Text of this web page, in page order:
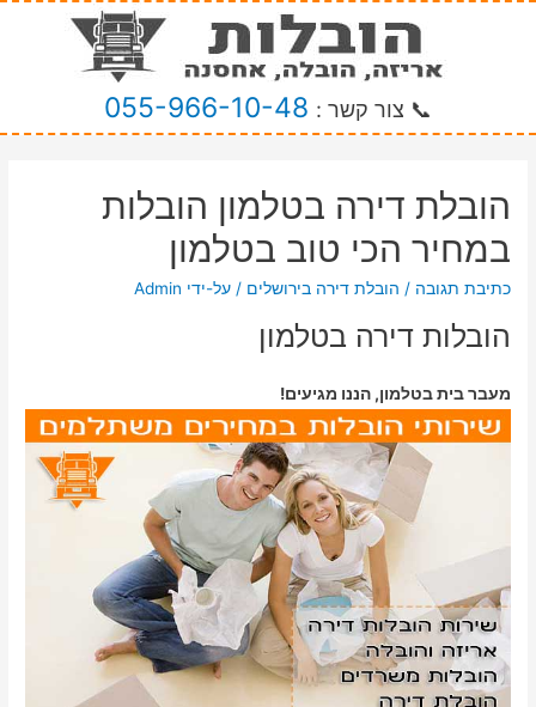
📞 צור קשר : 055-966-10-48
הובלת דירה בטלמון הובלות
במחיר הכי טוב בטלמון
כתיבת תגובה / הובלת דירה בירושלים / על-ידי Admin
הובלות דירה בטלמון
מעבר בית בטלמון, הננו מגיעים!